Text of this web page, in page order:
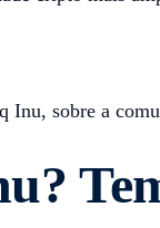
sobre a